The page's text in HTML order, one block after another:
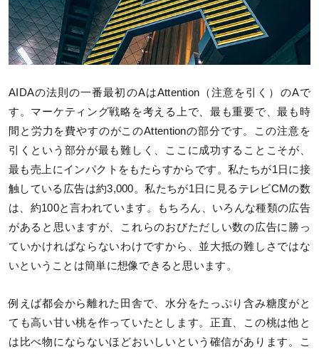
AIDAの法則の一番最初のAはAttention（注意を引く）のAで
す。マーケティング戦略を考える上で、最も重要で、最も時
間と労力を費やすのがこのAttentionの部分です。この注意を
引くという部分が最も難しく、ここに成功することこそが、
最も売上にインパクトをもたらすからです。私たちが1日に接
触している広告は約3,000。私たちが1日に見るテレビCMの数
は、約100と言われています。もちろん、いろんな種類の広告
があると思いますが、これらのおびただしい数の広告に勝っ
ていかければならないわけですから、並大抵の難しさではな
いということは簡単に想像できると思います。
例えば都会から離れた田舎で、水分をたっぷり含み糖度がと
ても高い甘い桃を作っていたとします。正直、この桃は他と
は比べ物にならないほどおいしいという確信があります。こ